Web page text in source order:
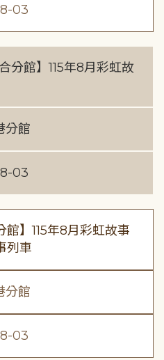
03
分館】115年8月彩虹故
分館
03
館】115年8月彩虹故事
列車
分館
03